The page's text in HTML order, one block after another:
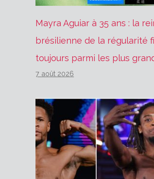
Mayra Aguiar à 35 ans : la
brésilienne de la régularité
toujours parmi les plus
7 août 2026